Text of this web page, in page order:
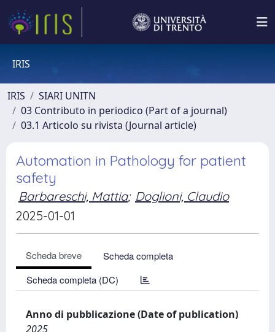
IRIS
IRIS
SIARI UNITN
03 Contributo in periodico (Part of a journal)
03.1 Articolo su rivista (Journal article)
Automation in Pathology for patient
safety
Barbareschi, Mattia; Doglioni, Claudio
2025-01-01
Scheda breve
Scheda completa
Scheda completa (DC)
Anno di pubblicazione (Date of publication)
2025